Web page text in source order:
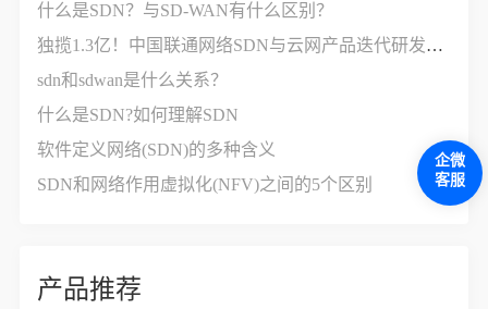
什么是SDN？与SD-WAN有什么区别？
独揽1.3亿！中国联通网络SDN与云网产品迭代研发项目开标
sdn和sdwan是什么关系？
什么是SDN?如何理解SDN
软件定义网络(SDN)的多种含义
SDN和网络作用虚拟化(NFV)之间的5个区别
产品推荐
企微
客服